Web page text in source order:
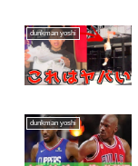
dunkman yoshi
dunkman yoshi